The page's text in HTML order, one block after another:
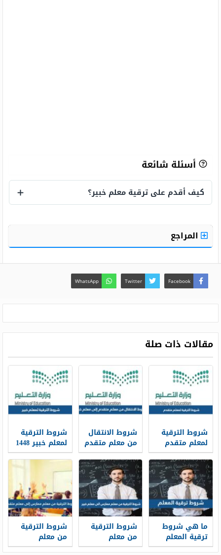
أسئلة شائعة
كيف أقدم على ترقية معلم خبير؟
المراجع
Facebook
Twitter
WhatsApp
مقالات ذات صلة
شروط الترقية
لمعلم متقدم
من رتبة معلم
ممارس 1448
شروط الانتقال
من معلم متقدم
إلى معلم خبير
1448
شروط الترقية
لمعلم خبير 1448
شروط ترقية
رتبة معلم خبير
ما هي شروط
ترقية المعلم
من رتبة إلى
شروط الترقية
من معلم
ممارس الى
شروط الترقية
من معلم
ممارس إلى